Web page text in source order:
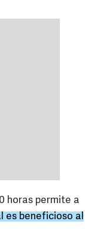
horas permite a
es beneficioso al